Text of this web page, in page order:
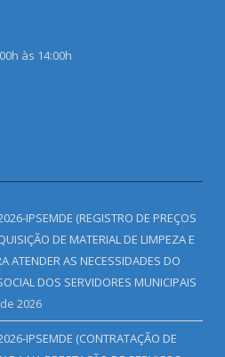
às 14:00h
IPSEMDE (REGISTRO DE PREÇOS
DE MATERIAL DE LIMPEZA E
ATENDER AS NECESSIDADES DO
DOS SERVIDORES MUNICIPAIS
2026
IPSEMDE (CONTRATAÇÃO DE